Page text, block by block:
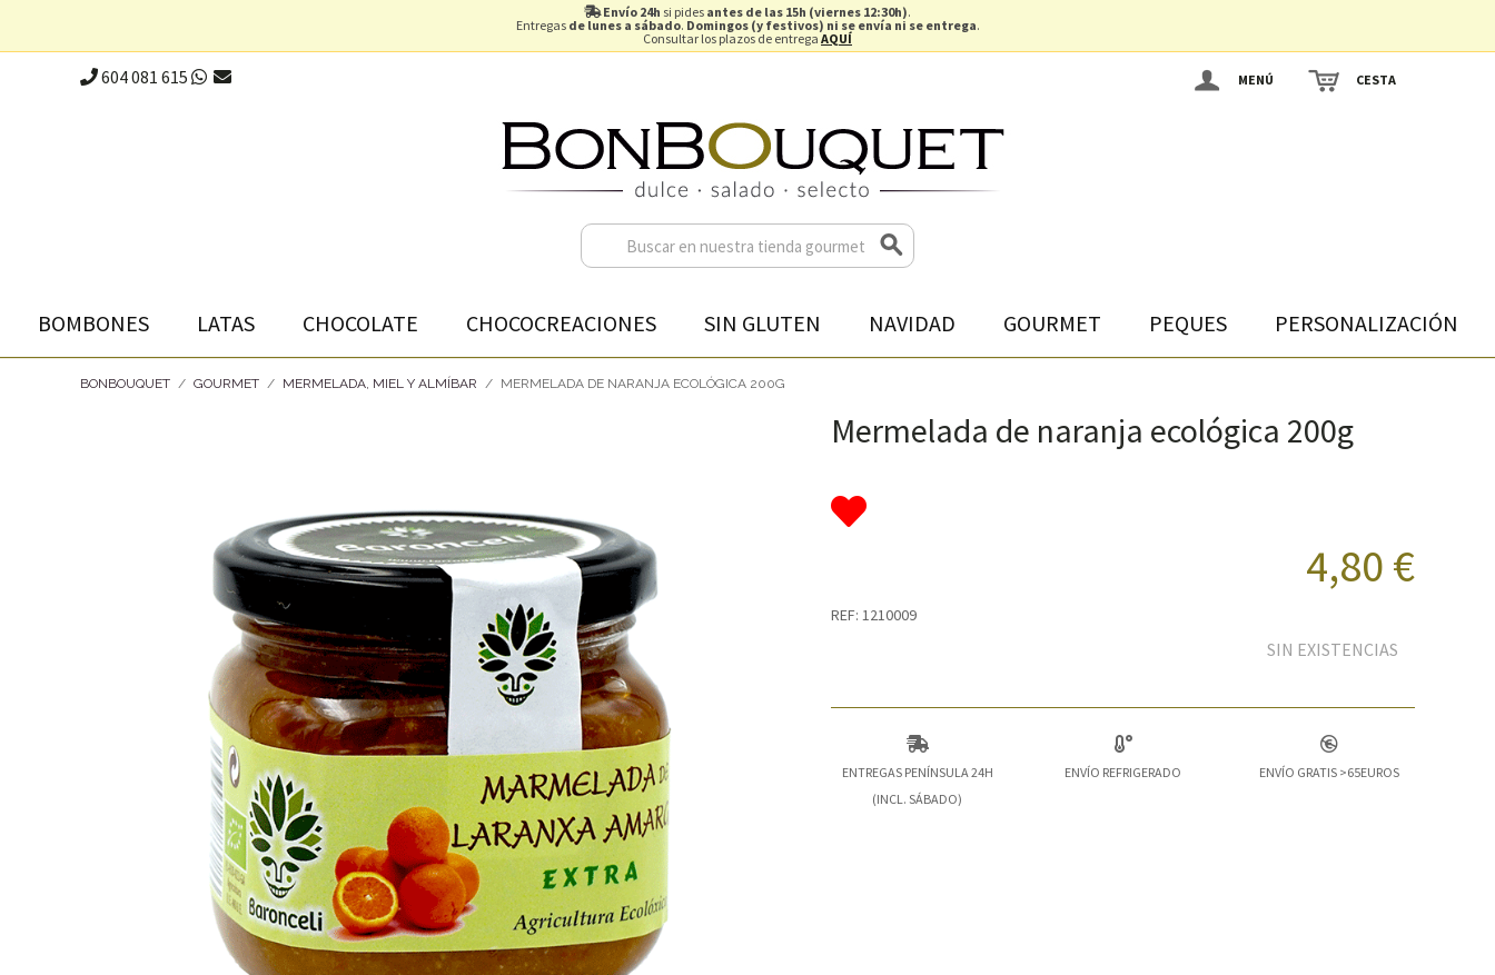
Envío 24h si pides antes de las 15h (viernes 12:30h).
Entregas de lunes a sábado. Domingos (y festivos) ni se envía ni se entrega.
Consultar los plazos de entrega AQUÍ
604 081 615 MENÚ CESTA
BOMBONES LATAS CHOCOLATE CHOCOCREACIONES SIN GLUTEN NAVIDAD GOURMET PEQUES PERSONALIZACIÓN
BONBOUQUET / GOURMET / MERMELADA, MIEL Y ALMÍBAR / MERMELADA DE NARANJA ECOLÓGICA 200G
Mermelada de naranja ecológica 200g
4,80 €
REF: 1210009
SIN EXISTENCIAS
ENTREGAS PENÍNSULA 24H
(INCL. SÁBADO)
ENVÍO REFRIGERADO ENVÍO GRATIS >65EUROS